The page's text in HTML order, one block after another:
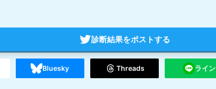
診断結果をポストする
Bluesky Threads ライン